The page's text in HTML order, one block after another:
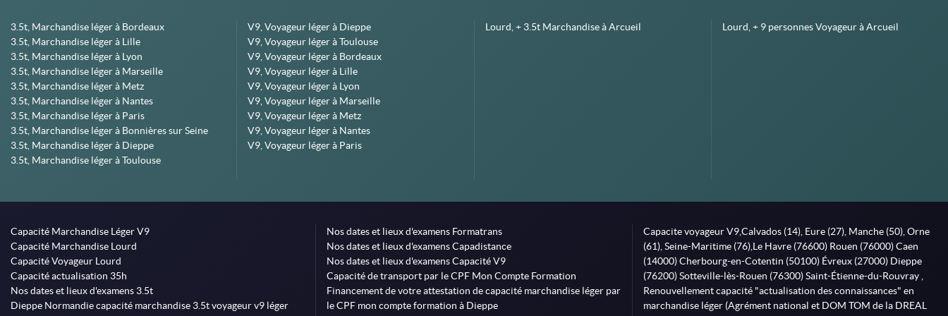
3.5t, Marchandise léger à Bordeaux
3.5t, Marchandise léger à Lille
3.5t, Marchandise léger à Lyon
3.5t, Marchandise léger à Marseille
3.5t, Marchandise léger à Metz
3.5t, Marchandise léger à Nantes
3.5t, Marchandise léger à Paris
3.5t, Marchandise léger à Bonnières sur Seine
3.5t, Marchandise léger à Dieppe
3.5t, Marchandise léger à Toulouse
V9, Voyageur léger à Dieppe
V9, Voyageur léger à Toulouse
V9, Voyageur léger à Bordeaux
V9, Voyageur léger à Lille
V9, Voyageur léger à Lyon
V9, Voyageur léger à Marseille
V9, Voyageur léger à Metz
V9, Voyageur léger à Nantes
V9, Voyageur léger à Paris
Lourd, + 3.5t Marchandise à Arcueil Lourd, + 9 personnes Voyageur à Arcueil
Capacité Marchandise Léger V9
Capacité Marchandise Lourd
Capacité Voyageur Lourd
Capacité actualisation 35h
Nos dates et lieux d'examens 3.5t
Dieppe Normandie capacité marchandise 3.5t voyageur v9 léger
Nos dates et lieux d'examens Formatrans
Nos dates et lieux d'examens Capadistance
Nos dates et lieux d'examens Capacité V9
Capacité de transport par le CPF Mon Compte Formation
Financement de votre attestation de capacité marchandise léger par
le CPF mon compte formation à Dieppe
Capacite voyageur V9,Calvados (14), Eure (27), Manche (50), Orne
(61), Seine-Maritime (76),Le Havre (76600) Rouen (76000) Caen
(14000) Cherbourg-en-Cotentin (50100) Évreux (27000) Dieppe
(76200) Sotteville-lès-Rouen (76300) Saint-Étienne-du-Rouvray ,
Renouvellement capacité "actualisation des connaissances" en
marchandise léger (Agrément national et DOM TOM de la DREAL